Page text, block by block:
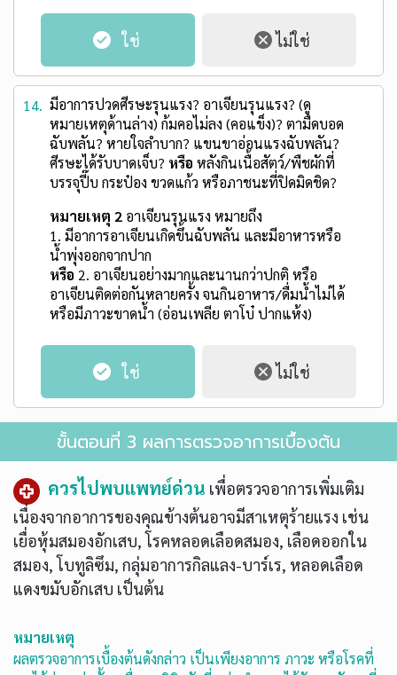
14. มีอาการปวดศีรษะรุนแรง? อาเจียนรุนแรง? (ดู
หมายเหตุด้านล่าง) ก้มคอไม่ลง (คอแข็ง)? ตามืดบอด
ฉับพลัน? หายใจลำบาก? แขนขาอ่อนแรงฉับพลัน?
ศีรษะได้รับบาดเจ็บ? หรือ หลังกินเนื้อสัตว์/พืชผักที่
บรรจุปี๊บ กระป๋อง ขวดแก้ว หรือภาชนะที่ปิดมิดชิด?
หมายเหตุ 2 อาเจียนรุนแรง หมายถึง
1. มีอาการอาเจียนเกิดขึ้นฉับพลัน และมีอาหารหรือ
น้ำพุ่งออกจากปาก
หรือ 2. อาเจียนอย่างมากและนานกว่าปกติ หรือ
อาเจียนติดต่อกันหลายครั้ง จนกินอาหาร/ดื่มน้ำไม่ได้
หรือมีภาวะขาดน้ำ (อ่อนเพลีย ตาโบ๋ ปากแห้ง)
ขั้นตอนที่ 3 ผลการตรวจอาการเบื้องต้น
ควรไปพบแพทย์ด่วน เพื่อตรวจอาการเพิ่มเติม
เนื่องจากอาการของคุณข้างต้นอาจมีสาเหตุร้ายแรง เช่น
เยื่อหุ้มสมองอักเสบ, โรคหลอดเลือดสมอง, เลือดออกใน
สมอง, โบทูลิซึม, กลุ่มอาการกิลแลง-บาร์เร, หลอดเลือด
แดงขมับอักเสบ เป็นต้น
หมายเหตุ
ผลตรวจอาการเบื้องต้นดังกล่าว เป็นเพียงอาการ ภาวะ หรือโรคที่